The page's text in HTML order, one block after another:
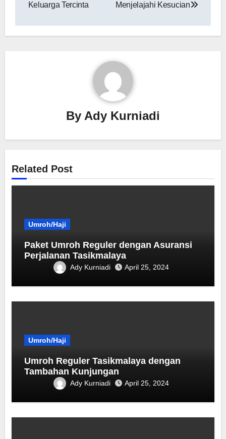
Keluarga Tercinta
Menjelajahi Kesucian
By Ady Kurniadi
Related Post
Umroh/Haji
Paket Umroh Reguler dengan Asuransi
Perjalanan Tasikmalaya
Ady Kurniadi April 25, 2024
Umroh/Haji
Umroh Reguler Tasikmalaya dengan
Tambahan Kunjungan
Ady Kurniadi April 25, 2024